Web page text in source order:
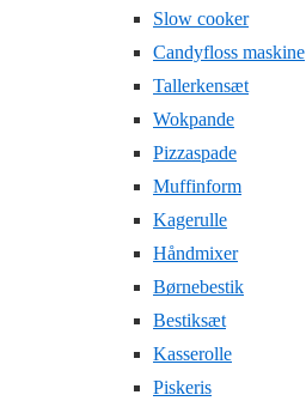
Slow cooker
Candyfloss maskine
Tallerkensæt
Wokpande
Pizzaspade
Muffinform
Kagerulle
Håndmixer
Børnebestik
Bestiksæt
Kasserolle
Piskeris